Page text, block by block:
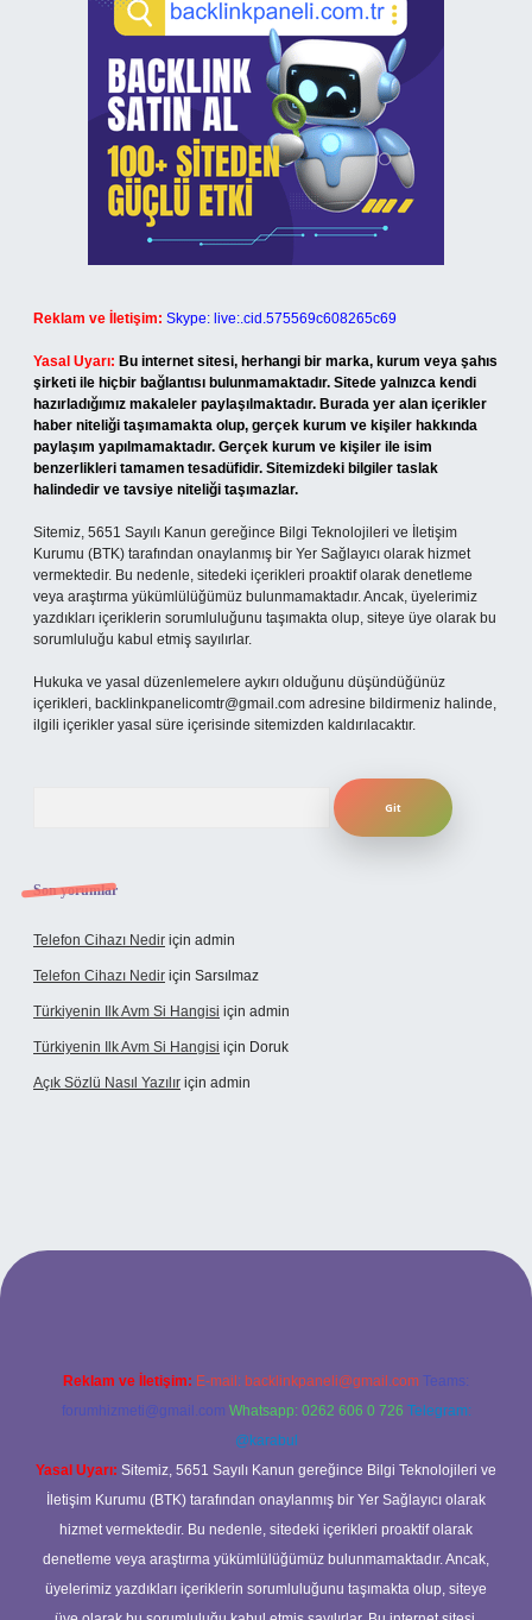
Reklam ve İletişim: Skype: live:.cid.575569c608265c69
Yasal Uyarı: Bu internet sitesi, herhangi bir marka, kurum veya şahıs
şirketi ile hiçbir bağlantısı bulunmamaktadır. Sitede yalnızca kendi
hazırladığımız makaleler paylaşılmaktadır. Burada yer alan içerikler
haber niteliği taşımamakta olup, gerçek kurum ve kişiler hakkında
paylaşım yapılmamaktadır. Gerçek kurum ve kişiler ile isim
benzerlikleri tamamen tesadüfidir. Sitemizdeki bilgiler taslak
halindedir ve tavsiye niteliği taşımazlar.
Sitemiz, 5651 Sayılı Kanun gereğince Bilgi Teknolojileri ve İletişim
Kurumu (BTK) tarafından onaylanmış bir Yer Sağlayıcı olarak hizmet
vermektedir. Bu nedenle, sitedeki içerikleri proaktif olarak denetleme
veya araştırma yükümlülüğümüz bulunmamaktadır. Ancak, üyelerimiz
yazdıkları içeriklerin sorumluluğunu taşımakta olup, siteye üye olarak bu
sorumluluğu kabul etmiş sayılırlar.
Hukuka ve yasal düzenlemelere aykırı olduğunu düşündüğünüz
içerikleri, backlinkpanelicomtr@gmail.com adresine bildirmeniz halinde,
ilgili içerikler yasal süre içerisinde sitemizden kaldırılacaktır.
Son yorumlar
Telefon Cihazı Nedir için admin
Telefon Cihazı Nedir için Sarsılmaz
Türkiyenin Ilk Avm Si Hangisi için admin
Türkiyenin Ilk Avm Si Hangisi için Doruk
Açık Sözlü Nasıl Yazılır için admin
Reklam ve İletişim: E-mail: backlinkpaneli@gmail.com Teams:
forumhizmeti@gmail.com Whatsapp: 0262 606 0 726 Telegram:
@karabul
Yasal Uyarı: Sitemiz, 5651 Sayılı Kanun gereğince Bilgi Teknolojileri ve
İletişim Kurumu (BTK) tarafından onaylanmış bir Yer Sağlayıcı olarak
hizmet vermektedir. Bu nedenle, sitedeki içerikleri proaktif olarak
denetleme veya araştırma yükümlülüğümüz bulunmamaktadır. Ancak,
üyelerimiz yazdıkları içeriklerin sorumluluğunu taşımakta olup, siteye